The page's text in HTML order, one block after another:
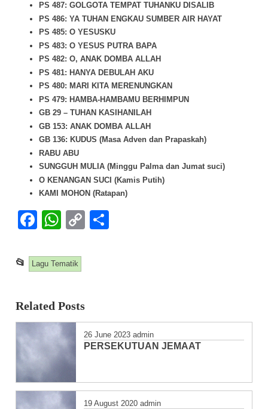
PS 487: GOLGOTA TEMPAT TUHANKU DISALIB
PS 486: YA TUHAN ENGKAU SUMBER AIR HAYAT
PS 485: O YESUSKU
PS 483: O YESUS PUTRA BAPA
PS 482: O, ANAK DOMBA ALLAH
PS 481: HANYA DEBULAH AKU
PS 480: MARI KITA MERENUNGKAN
PS 479: HAMBA-HAMBAMU BERHIMPUN
GB 29 – TUHAN KASIHANILAH
GB 153: ANAK DOMBA ALLAH
GB 136: KUDUS (Masa Adven dan Prapaskah)
RABU ABU
SUNGGUH MULIA (Minggu Palma dan Jumat suci)
O KENANGAN SUCI (Kamis Putih)
KAMI MOHON (Ratapan)
Facebook
WhatsApp
Copy
📂 This entry was posted in
Lagu Tematik
Related Posts
26 June 2023 admin
PERSEKUTUAN JEMAAT
19 August 2020 admin